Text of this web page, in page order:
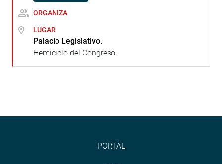
ORGANIZA
LUGAR
Palacio Legislativo.
Hemiciclo del Congreso.
PORTAL